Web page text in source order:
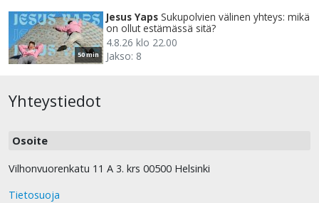
50 min
Jesus Yaps Sukupolvien välinen yhteys: mikä
on ollut estämässä sitä?
4.8.26 klo 22.00
Jakso: 8
Yhteystiedot
Osoite
Vilhonvuorenkatu 11 A 3. krs 00500 Helsinki
Tietosuoja